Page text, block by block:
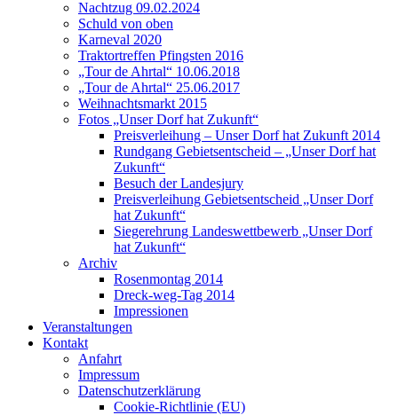
Nachtzug 09.02.2024
Schuld von oben
Karneval 2020
Traktortreffen Pfingsten 2016
„Tour de Ahrtal“ 10.06.2018
„Tour de Ahrtal“ 25.06.2017
Weihnachtsmarkt 2015
Fotos „Unser Dorf hat Zukunft“
Preisverleihung – Unser Dorf hat Zukunft 2014
Rundgang Gebietsentscheid – „Unser Dorf hat
Zukunft“
Besuch der Landesjury
Preisverleihung Gebietsentscheid „Unser Dorf
hat Zukunft“
Siegerehrung Landeswettbewerb „Unser Dorf
hat Zukunft“
Archiv
Rosenmontag 2014
Dreck-weg-Tag 2014
Impressionen
Veranstaltungen
Kontakt
Anfahrt
Impressum
Datenschutzerklärung
Cookie-Richtlinie (EU)